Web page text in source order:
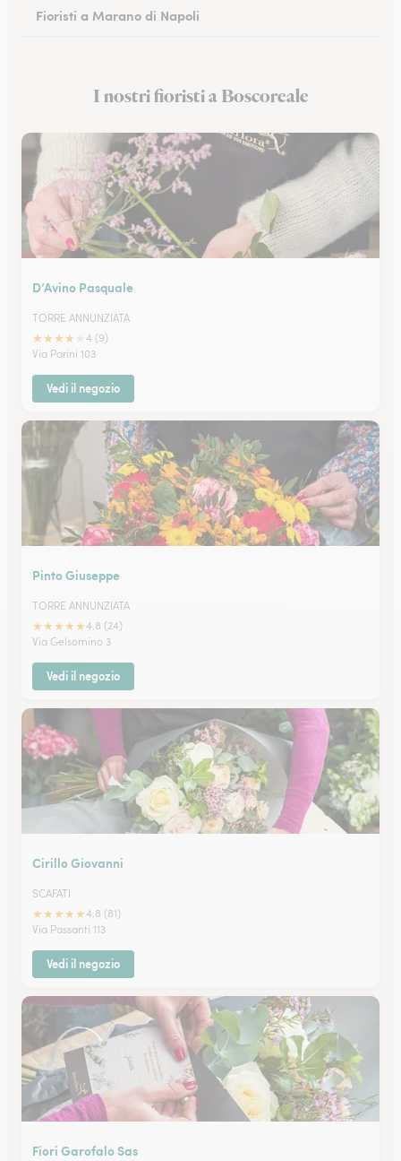
Fioristi a Marano di Napoli
Fioristi a Castellammare di Stabia
I nostri fioristi a Boscoreale
D’Avino Pasquale
TORRE ANNUNZIATA
★★★★
4 (9)
Via Parini 103
Vedi il negozio
Pinto Giuseppe
TORRE ANNUNZIATA
★★★★★4.8 (24)
Via Gelsomino 3
Vedi il negozio
Cirillo Giovanni
SCAFATI
★★★★★4.8 (81)
Via Passanti 113
Vedi il negozio
Fiori Garofalo Sas